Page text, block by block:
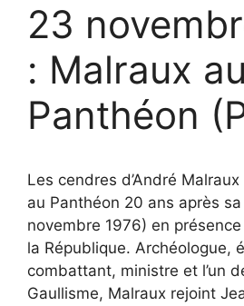
23
: Malraux au
Panthéon
Les cendres d’André
au Panthéon 20 ans après
novembre 1976) en
la République. Archéologue,
combattant, ministre et l’un
Gaullisme, Malraux rejoint